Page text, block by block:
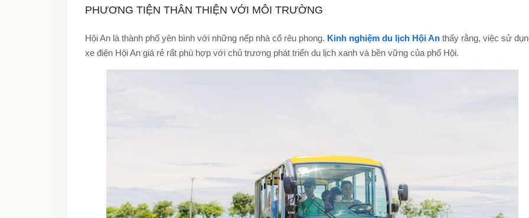
PHƯƠNG TIỆN THÂN THIỆN VỚI MÔI TRƯỜNG
Hội An là thành phố yên bình với những nếp nhà cổ rêu phong. Kinh nghiệm du lịch Hội An thấy rằng, việc sử
xe điện Hội An giá rẻ rất phù hợp với chủ trương phát triển du lịch xanh và bền vững của phố Hội.